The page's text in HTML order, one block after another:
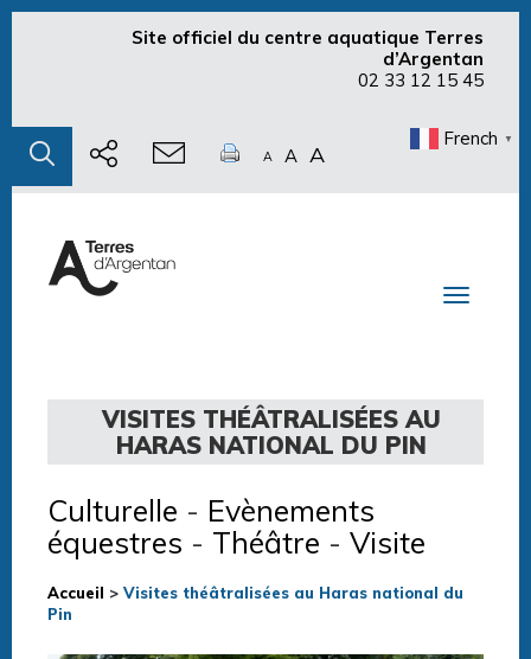
Site officiel du centre aquatique Terres
d’Argentan
02 33 12 15 45
A A A
French ▼
Toggle
VISITES THÉÂTRALISÉES AU
HARAS NATIONAL DU PIN
Culturelle - Evènements
équestres - Théâtre - Visite
Accueil > Visites théâtralisées au Haras national du
Pin